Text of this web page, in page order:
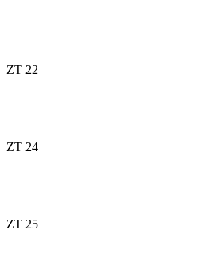
ZT 22
ZT 24
ZT 25